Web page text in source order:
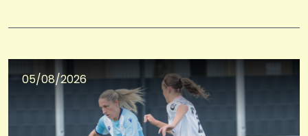
05/08/2026